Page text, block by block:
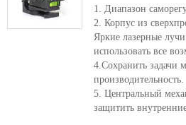
1. Диапазон
2. Корпус из
Яркие лазерные
использовать все
4.Сохранить задачи
производительность.
5. Центральный
защитить